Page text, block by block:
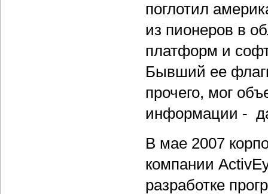
поглотил
из пионеров в
платформ и
Бывший ее
прочего, мог
информации -
В мае 2007
компании
разработке